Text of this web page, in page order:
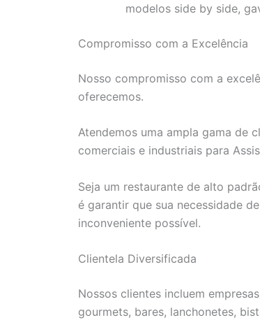
modelos side by side,
Compromisso com a Excelência
Nosso compromisso com a
oferecemos.
Atendemos uma ampla gama de
comerciais e industriais para
Seja um restaurante de alto
é garantir que sua necessidade
inconveniente possível.
Clientela Diversificada
Nossos clientes incluem
gourmets, bares, lanchonetes,